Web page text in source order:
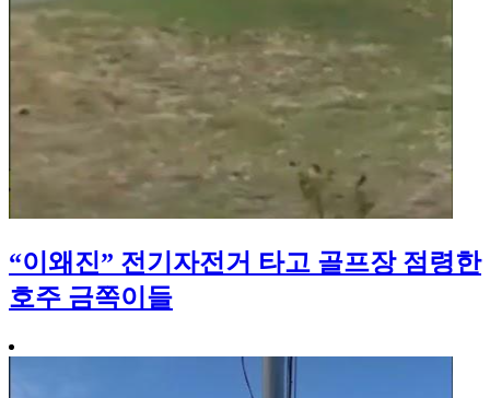
“이왜진” 전기자전거 타고 골프장 점령한
호주 금쪽이들